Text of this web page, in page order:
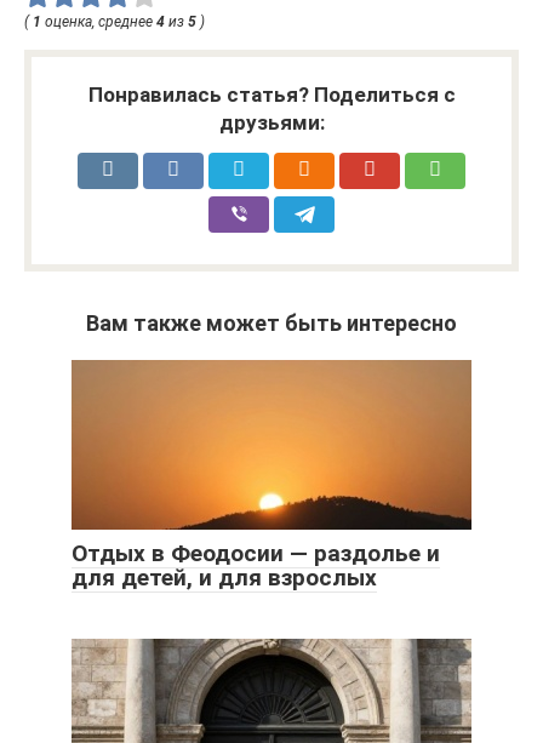
( 1 оценка, среднее 4 из 5 )
Понравилась статья? Поделиться с
друзьями:
Вам также может быть интересно
Отдых в Феодосии — раздолье и
для детей, и для взрослых